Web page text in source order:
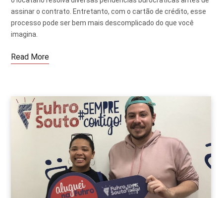
assinar o contrato. Entretanto, com o cartão de crédito, esse
processo pode ser bem mais descomplicado do que você
imagina.
Read More